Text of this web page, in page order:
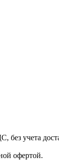
учета
офертой.